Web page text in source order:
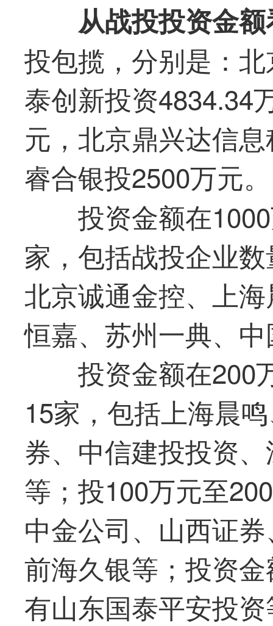
从战投投资金
投包揽，分别是：
泰创新投资4834.34
元，北京鼎兴达信
睿合银投2500万元。
投资金额在
家，包括战投企业
北京诚通金控、上
恒嘉、苏州一典、
投资金额在200
15家，包括上海晨
券、中信建投投资
等；投100万元至
中金公司、山西证
前海久银等；投资
有山东国泰平安投